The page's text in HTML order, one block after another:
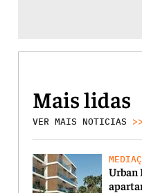
Mais lidas
VER MAIS NOTICIAS >>
Urban